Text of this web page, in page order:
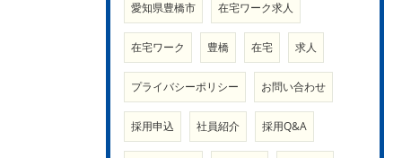
愛知県豊橋市 在宅ワーク求人
在宅ワーク 豊橋 在宅 求人
プライバシーポリシー お問い合わせ
採用申込 社員紹介 採用Q&A